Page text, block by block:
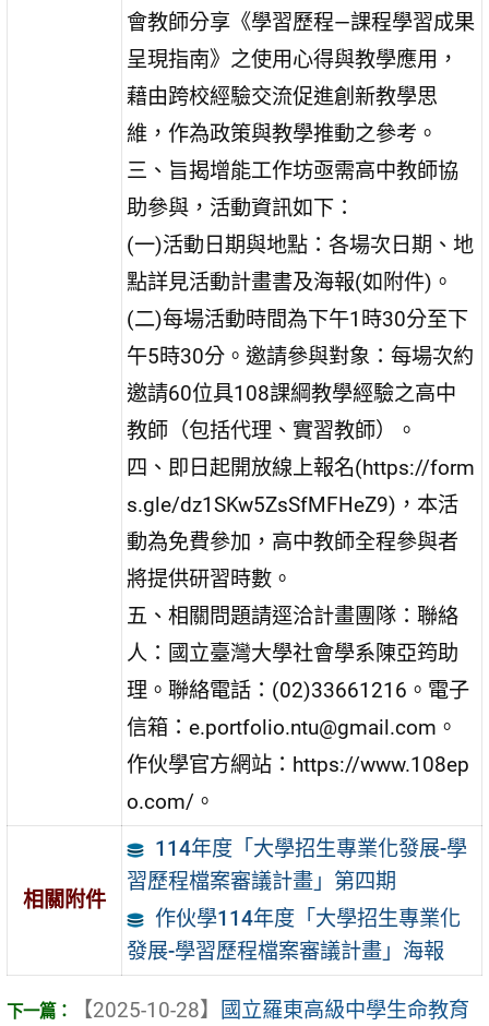
會教師分享《學習歷程—課程學習成果
呈現指南》之使用心得與教學應用，
藉由跨校經驗交流促進創新教學思
維，作為政策與教學推動之參考。
三、旨揭增能工作坊亟需高中教師協
助參與，活動資訊如下：
(一)活動日期與地點：各場次日期、地
點詳見活動計畫書及海報(如附件)。
(二)每場活動時間為下午1時30分至下
午5時30分。邀請參與對象：每場次約
邀請60位具108課綱教學經驗之高中
教師（包括代理、實習教師）。
四、即日起開放線上報名(https://form
s.gle/dz1SKw5ZsSfMFHeZ9)，本活
動為免費參加，高中教師全程參與者
將提供研習時數。
五、相關問題請逕洽計畫團隊：聯絡
人：國立臺灣大學社會學系陳亞筠助
理。聯絡電話：(02)33661216。電子
信箱：e.portfolio.ntu@gmail.com。
作伙學官方網站：https://www.108ep
o.com/。
相關附件
114年度「大學招生專業化發展-學
習歷程檔案審議計畫」第四期
作伙學114年度「大學招生專業化
發展-學習歷程檔案審議計畫」海報
【2025-10-28】 國立羅東高級中學生命教育